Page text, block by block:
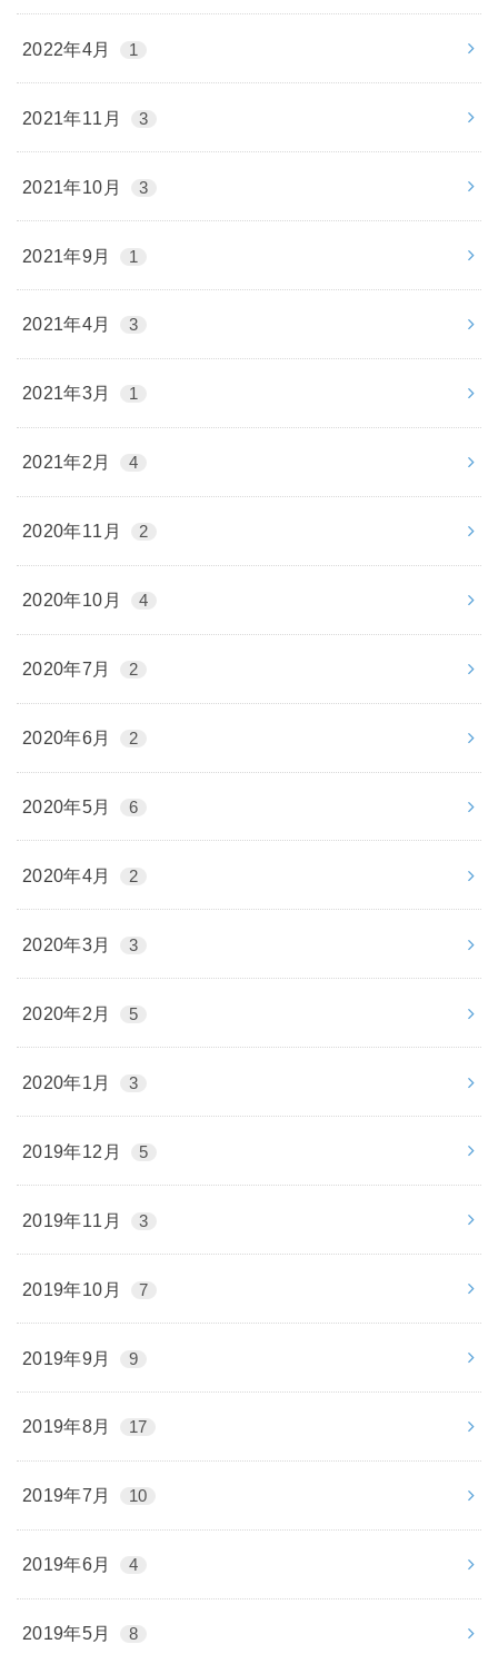
2022年4月 1
2021年11月 3
2021年10月 3
2021年9月 1
2021年4月 3
2021年3月 1
2021年2月 4
2020年11月 2
2020年10月 4
2020年7月 2
2020年6月 2
2020年5月 6
2020年4月 2
2020年3月 3
2020年2月 5
2020年1月 3
2019年12月 5
2019年11月 3
2019年10月 7
2019年9月 9
2019年8月 17
2019年7月 10
2019年6月 4
2019年5月 8